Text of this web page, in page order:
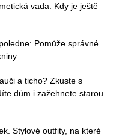
vada. Kdy je ještě
Pomůže správné
a ticho? Zkuste s
dům i zažehnete starou
Stylové outfity, na které